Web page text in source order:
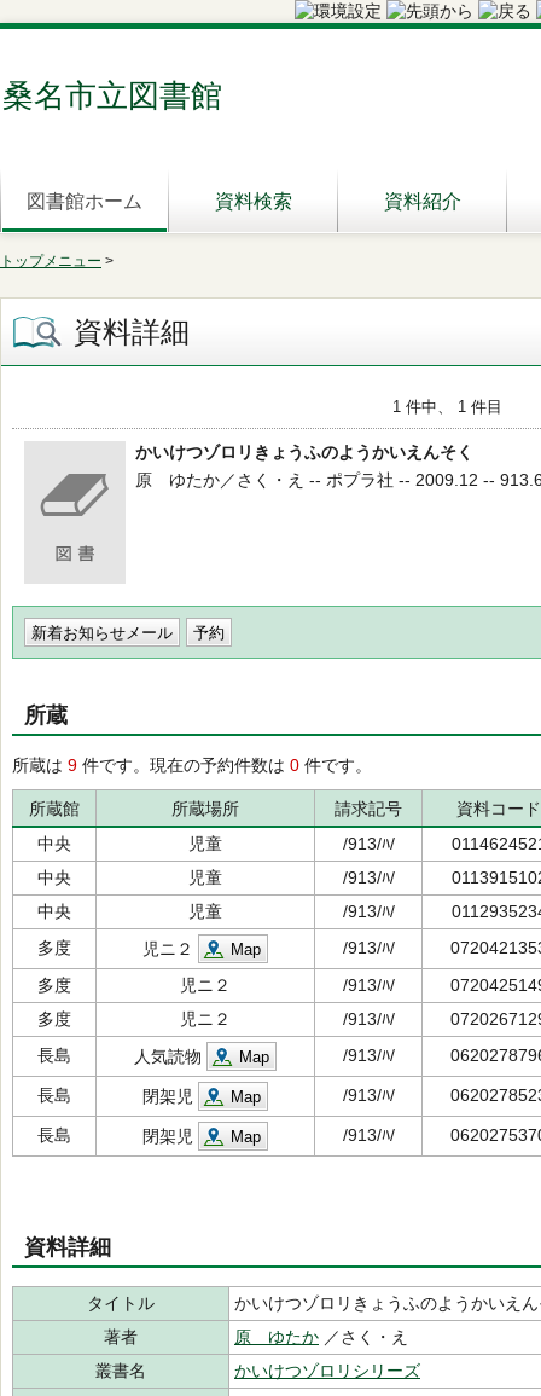
桑名市立図書館
図書館ホーム 資料検索 資料紹介
トップメニュー >
資料詳細
1 件中、 1 件目
かいけつゾロリきょうふのようかいえんそく
原 ゆたか／さく・え -- ポプラ社 -- 2009.12 --
新着お知らせメール
所蔵
所蔵は 9 件です。現在の予約件数は 0 件です。
所蔵館 所蔵場所 請求記号
資料コード
中央
児童 /913/ﾊ/
中央
児童 /913/ﾊ/
中央
児童 /913/ﾊ/
多度
児ニ２ Map /913/ﾊ/
多度
児ニ２ /913/ﾊ/
多度
児ニ２ /913/ﾊ/
長島
人気読物 Map /913/ﾊ/
長島 閉架児 Map /913/ﾊ/
長島 閉架児 Map /913/ﾊ/
資料詳細
タイトル
かいけつゾロリきょうふのようかいえ
著者
原 ゆたか ／さく・え
叢書名
かいけつゾロリシリーズ